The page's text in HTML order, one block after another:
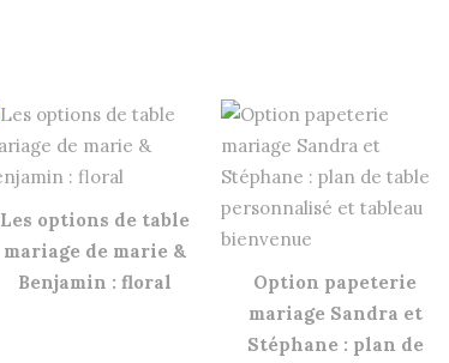
Les options de table
mariage de marie &
Benjamin : floral
Option papeterie
mariage Sandra et
Stéphane : plan de